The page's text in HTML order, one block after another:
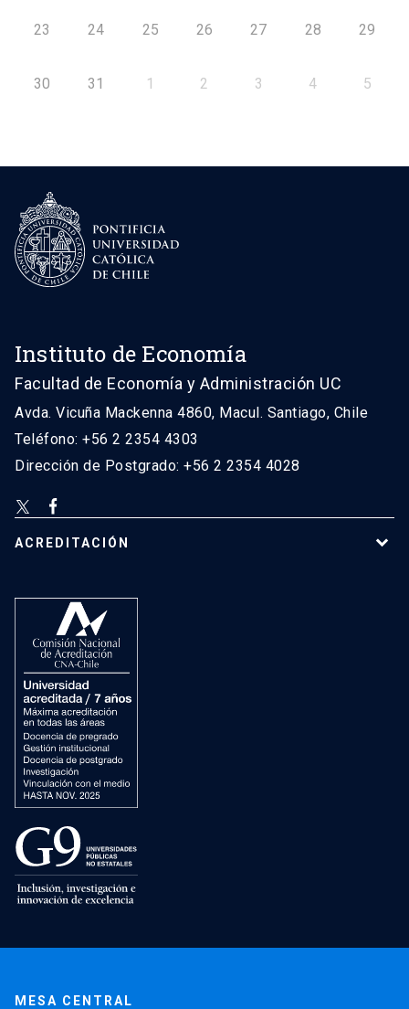
23 24 25 26 27 28 29
30 31 1 2 3 4 5
Instituto de Economía
Facultad de Economía y Administración UC
Avda. Vicuña Mackenna 4860, Macul. Santiago, Chile
Teléfono: +56 2 2354 4303
Dirección de Postgrado: +56 2 2354 4028
ACREDITACIÓN
MESA CENTRAL